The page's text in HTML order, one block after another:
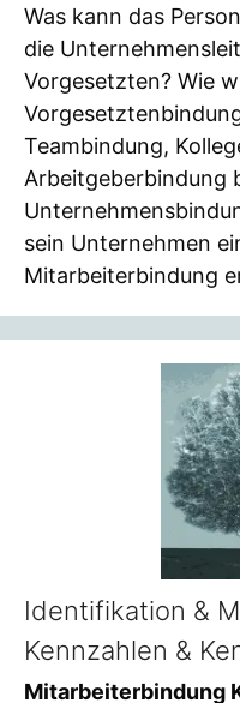
Was kann das
die
Vorgesetzten? Wie
Teambindung,
Arbeitgeberbindung
sein Unternehmen
Mitarbeiterbindung
Identifikation &
Kennzahlen &
Mitarbeiterbindung